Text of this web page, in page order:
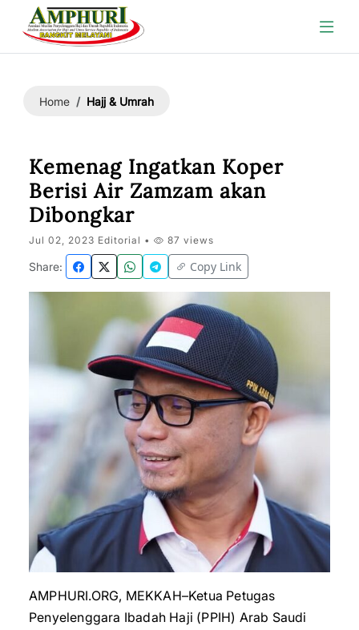
Home Hajj & Umrah
Kemenag Ingatkan Koper
Berisi Air Zamzam akan
Dibongkar
Jul 02, 2023 Editorial • 87 views
Share: Copy Link
AMPHURI.ORG, MEKKAH–Ketua Petugas
Penyelenggara Ibadah Haji (PPIH) Arab Saudi